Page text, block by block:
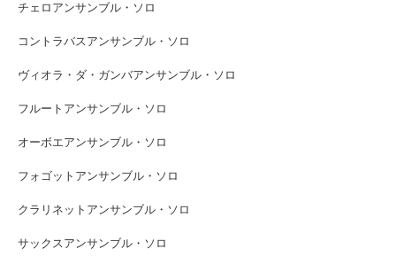
チェロアンサンブル・ソロ
コントラバスアンサンブル・ソロ
ヴィオラ・ダ・ガンバアンサンブル・ソロ
フルートアンサンブル・ソロ
オーボエアンサンブル・ソロ
フォゴットアンサンブル・ソロ
クラリネットアンサンブル・ソロ
サックスアンサンブル・ソロ